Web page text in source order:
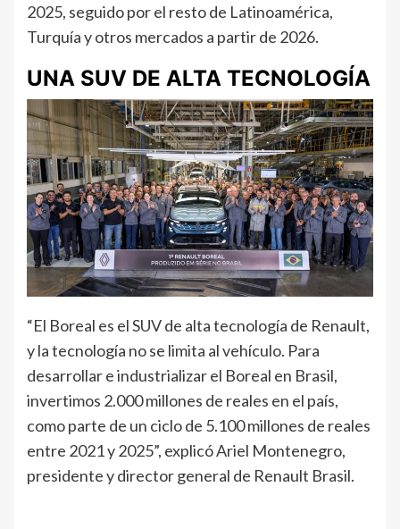
2025, seguido por el resto de Latinoamérica,
Turquía y otros mercados a partir de 2026.
UNA SUV DE ALTA TECNOLOGÍA
“El Boreal es el SUV de alta tecnología de Renault,
y la tecnología no se limita al vehículo. Para
desarrollar e industrializar el Boreal en Brasil,
invertimos 2.000 millones de reales en el país,
como parte de un ciclo de 5.100 millones de reales
entre 2021 y 2025”, explicó Ariel Montenegro,
presidente y director general de Renault Brasil.